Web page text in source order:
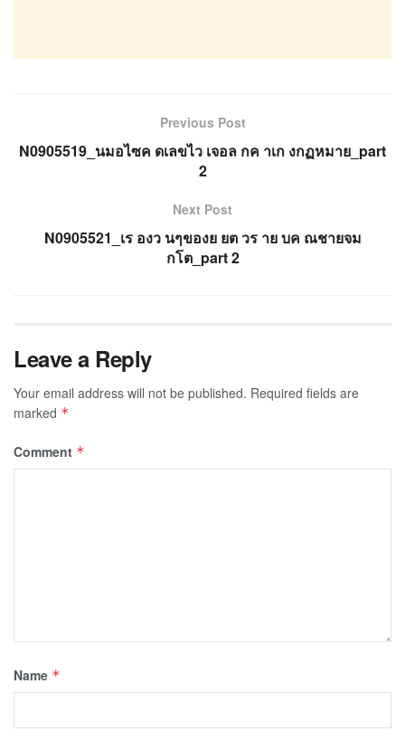
Previous Post
N0905519_นมอไซค ดเลขไว เจอล กค าเก งกฏหมาย_part
2
Next Post
N0905521_เร องว นๆของย ยต วร าย บค ณชายจม
กโต_part 2
Leave a Reply
Your email address will not be published. Required fields are
marked *
Comment *
Name *